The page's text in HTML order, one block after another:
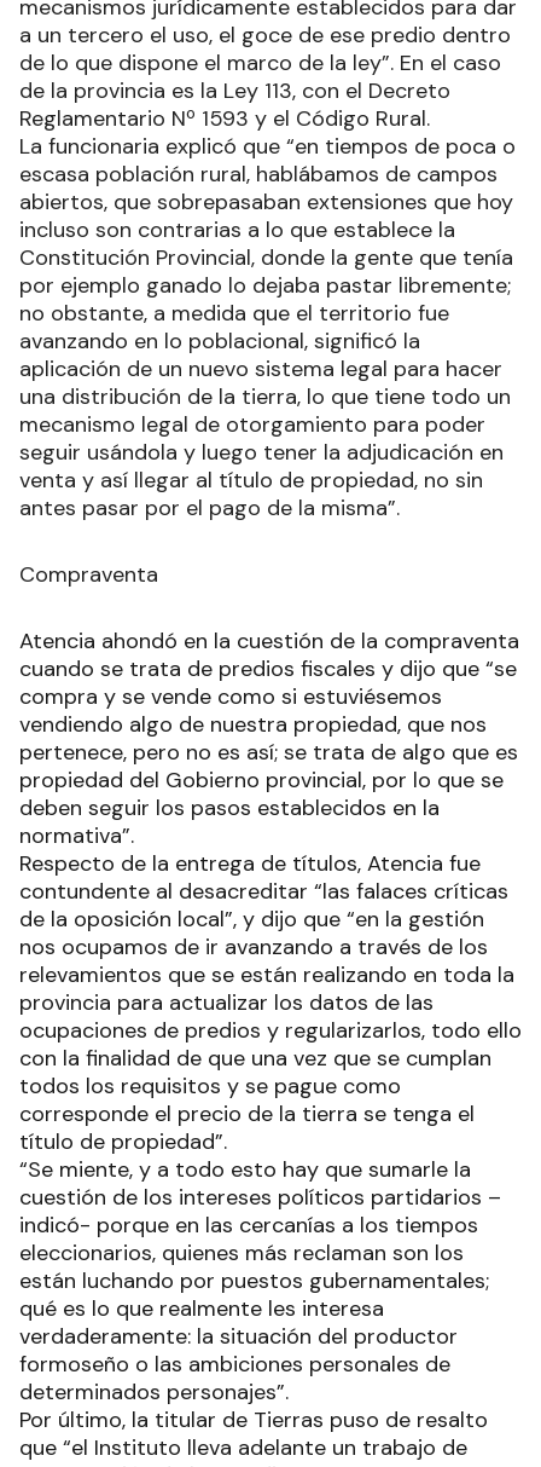
mecanismos jurídicamente establecidos para dar
a un tercero el uso, el goce de ese predio dentro
de lo que dispone el marco de la ley”. En el caso
de la provincia es la Ley 113, con el Decreto
Reglamentario Nº 1593 y el Código Rural.
La funcionaria explicó que “en tiempos de poca o
escasa población rural, hablábamos de campos
abiertos, que sobrepasaban extensiones que hoy
incluso son contrarias a lo que establece la
Constitución Provincial, donde la gente que tenía
por ejemplo ganado lo dejaba pastar libremente;
no obstante, a medida que el territorio fue
avanzando en lo poblacional, significó la
aplicación de un nuevo sistema legal para hacer
una distribución de la tierra, lo que tiene todo un
mecanismo legal de otorgamiento para poder
seguir usándola y luego tener la adjudicación en
venta y así llegar al título de propiedad, no sin
antes pasar por el pago de la misma”.
Compraventa
Atencia ahondó en la cuestión de la compraventa
cuando se trata de predios fiscales y dijo que “se
compra y se vende como si estuviésemos
vendiendo algo de nuestra propiedad, que nos
pertenece, pero no es así; se trata de algo que es
propiedad del Gobierno provincial, por lo que se
deben seguir los pasos establecidos en la
normativa”.
Respecto de la entrega de títulos, Atencia fue
contundente al desacreditar “las falaces críticas
de la oposición local”, y dijo que “en la gestión
nos ocupamos de ir avanzando a través de los
relevamientos que se están realizando en toda la
provincia para actualizar los datos de las
ocupaciones de predios y regularizarlos, todo ello
con la finalidad de que una vez que se cumplan
todos los requisitos y se pague como
corresponde el precio de la tierra se tenga el
título de propiedad”.
“Se miente, y a todo esto hay que sumarle la
cuestión de los intereses políticos partidarios –
indicó- porque en las cercanías a los tiempos
eleccionarios, quienes más reclaman son los
están luchando por puestos gubernamentales;
qué es lo que realmente les interesa
verdaderamente: la situación del productor
formoseño o las ambiciones personales de
determinados personajes”.
Por último, la titular de Tierras puso de resalto
que “el Instituto lleva adelante un trabajo de